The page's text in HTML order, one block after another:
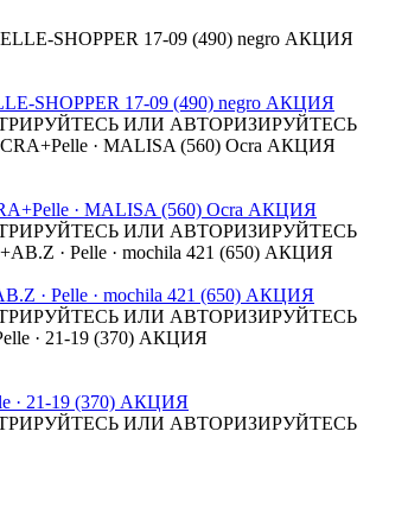
SHOPPER 17-09 (490) negro АКЦИЯ
ИЛИ АВТОРИЗИРУЙТЕСЬ
· MALISA (560) Ocra АКЦИЯ
ИЛИ АВТОРИЗИРУЙТЕСЬ
· Pelle · mochila 421 (650) АКЦИЯ
ИЛИ АВТОРИЗИРУЙТЕСЬ
· 21-19 (370) АКЦИЯ
ИЛИ АВТОРИЗИРУЙТЕСЬ